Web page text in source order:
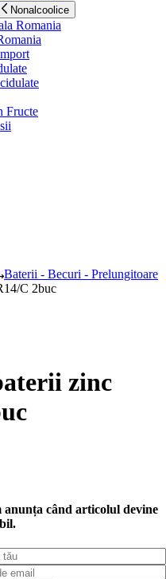
Nonalcoolice
Romania
Fructe
Baterii - Becuri - Prelungitoare
C 2buc
zinc
anunța când articolul devine